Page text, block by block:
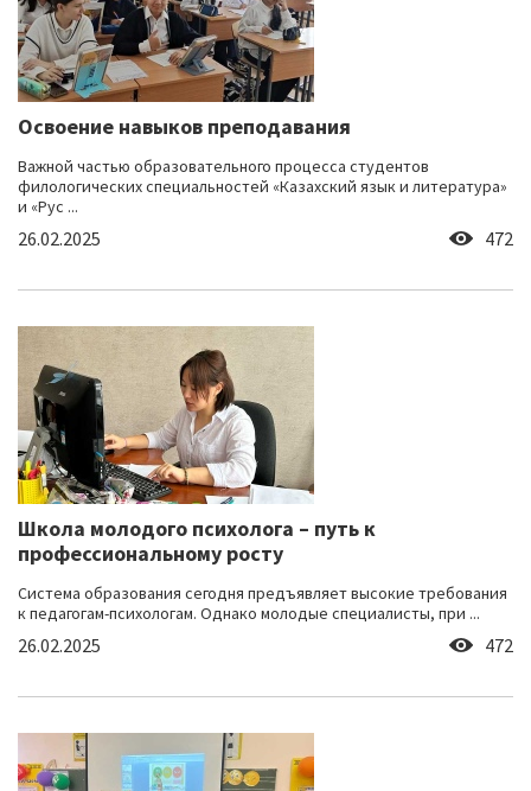
Освоение навыков преподавания
Важной частью образовательного процесса студентов
филологических специальностей «Казахский язык и литература»
и «Рус ...
26.02.2025 472
Школа молодого психолога – путь к
профессиональному росту
Система образования сегодня предъявляет высокие требования
к педагогам-психологам. Однако молодые специалисты, при ...
26.02.2025 472